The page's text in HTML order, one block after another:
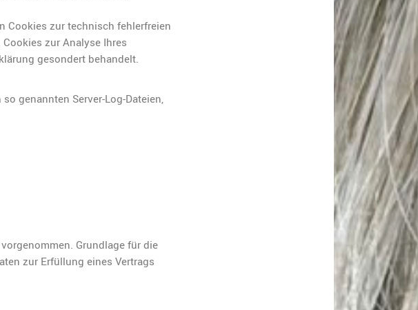
Cookies zur technisch fehlerfreien
zur Analyse Ihres
gesondert behandelt.
genannten Server-Log-Dateien,
Grundlage für die
zur Erfüllung eines Vertrags